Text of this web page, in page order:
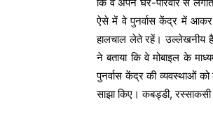
ऐसे में वे पुनर्वास केंद्र में आकर
हालचाल लेते रहें। उल्लेखनीय है
ने बताया कि वे मोबाइल के
पुनर्वास केंद्र की व्यवस्थाओं
साझा किए। कबड्डी,